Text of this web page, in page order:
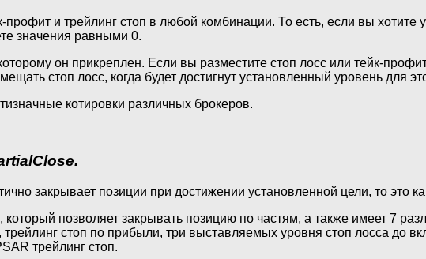
профит и трейлинг стоп в любой комбинации. То есть, если вы хотите
значения равными 0.
он прикреплен. Если вы разместите стоп лосс или тейк-
стоп лосс, когда будет достигнут установленный уровень для
котировки различных брокеров.
закрывает позиции при достижении установленной цели, то это
позволяет закрывать позицию по частям, а также имеет 7
стоп по прибыли, три выставляемых уровня стоп лосса до
трейлинг стоп.